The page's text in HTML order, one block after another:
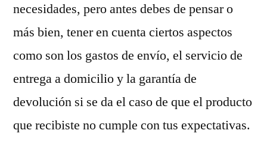
necesidades, pero antes debes de pensar o
más bien, tener en cuenta ciertos aspectos
como son los gastos de envío, el servicio de
entrega a domicilio y la garantía de
devolución si se da el caso de que el producto
que recibiste no cumple con tus expectativas.